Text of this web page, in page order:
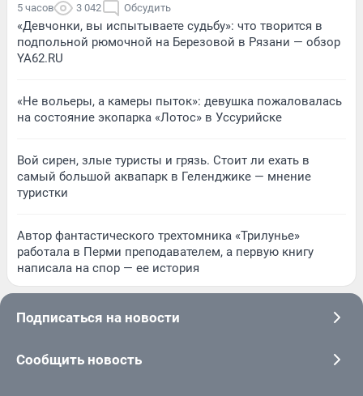
5 часов 3 042 Обсудить
«Девчонки, вы испытываете судьбу»: что творится в
подпольной рюмочной на Березовой в Рязани — обзор
YA62.RU
«Не вольеры, а камеры пыток»: девушка пожаловалась
на состояние экопарка «Лотос» в Уссурийске
Вой сирен, злые туристы и грязь. Стоит ли ехать в
самый большой аквапарк в Геленджике — мнение
туристки
Автор фантастического трехтомника «Трилунье»
работала в Перми преподавателем, а первую книгу
написала на спор — ее история
Подписаться на новости
Сообщить новость